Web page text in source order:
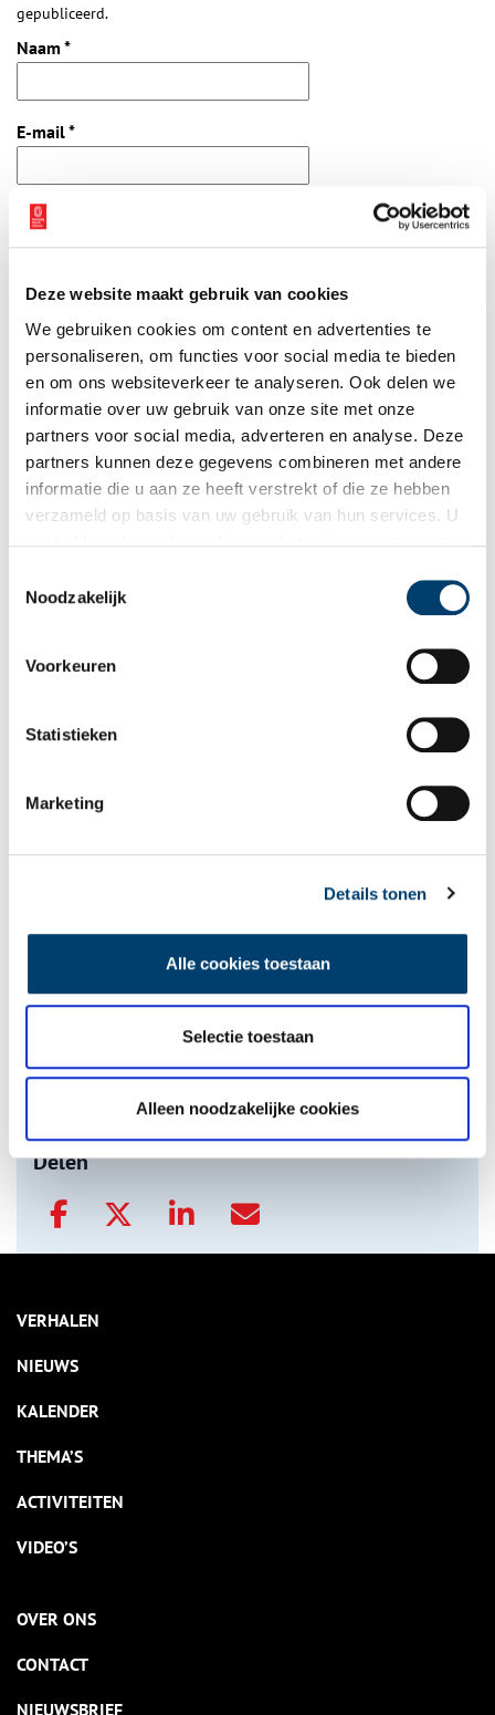
Deze website maakt gebruik van cookies
We gebruiken cookies om content en advertenties te
personaliseren, om functies voor social media te bieden
en om ons websiteverkeer te analyseren. Ook delen we
informatie over uw gebruik van onze site met onze
partners voor social media, adverteren en analyse. Deze
partners kunnen deze gegevens combineren met andere
informatie die u aan ze heeft verstrekt of die ze hebben
verzameld op basis van uw gebruik van hun services. U
Noodzakelijk
Voorkeuren
Statistieken
Marketing
Details tonen
Alle cookies toestaan
Selectie toestaan
Alleen noodzakelijke cookies
gepubliceerd.
Naam *
E-mail*
Vink dit aan als u op de hoogte gehouden wil worden.
Bekijk meer video's
De eendenboeten op De Haukes
>
Delen
VERHALEN
NIEUWS
KALENDER
THEMA’S
ACTIVITEITEN
VIDEO’S
OVER ONS
CONTACT
NIEUWSBRIEF